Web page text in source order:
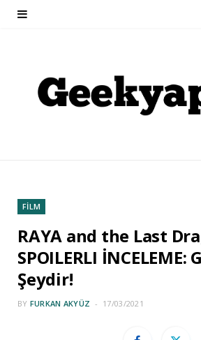
FİLM
RAYA and the Last
SPOILERLI İNCELEME:
Şeydir!
BY FURKAN AKYÜZ 17/03/2021